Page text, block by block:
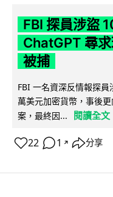
FBI 探員涉盜
ChatGPT 尋
被捕
FBI 一名資深反情報探
萬美元加密貨幣，事後
案，最終因...
閱讀全文
22 1 ↗ 分享